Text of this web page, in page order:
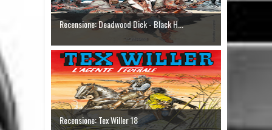
Recensione: Deadwood Dick - Black H...
Recensione: Tex Willer 18